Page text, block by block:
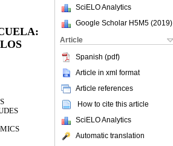
SciELO Analytics
Google Scholar H5M5 (2019)
Article
Spanish (pdf)
Article in xml format
Article references
How to cite this article
SciELO Analytics
Automatic translation